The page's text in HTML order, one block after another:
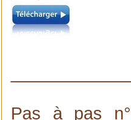
Pas à pas